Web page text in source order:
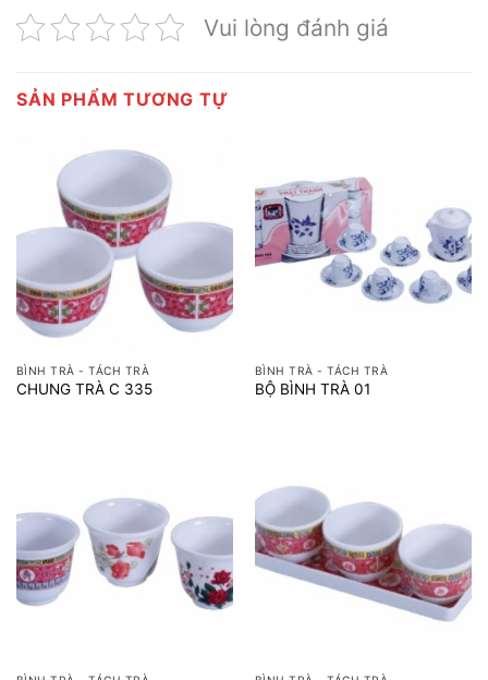
Vui lòng đánh giá
SẢN PHẨM TƯƠNG TỰ
BÌNH TRÀ - TÁCH TRÀ
CHUNG TRÀ C 335
BÌNH TRÀ - TÁCH TRÀ
BỘ BÌNH TRÀ 01